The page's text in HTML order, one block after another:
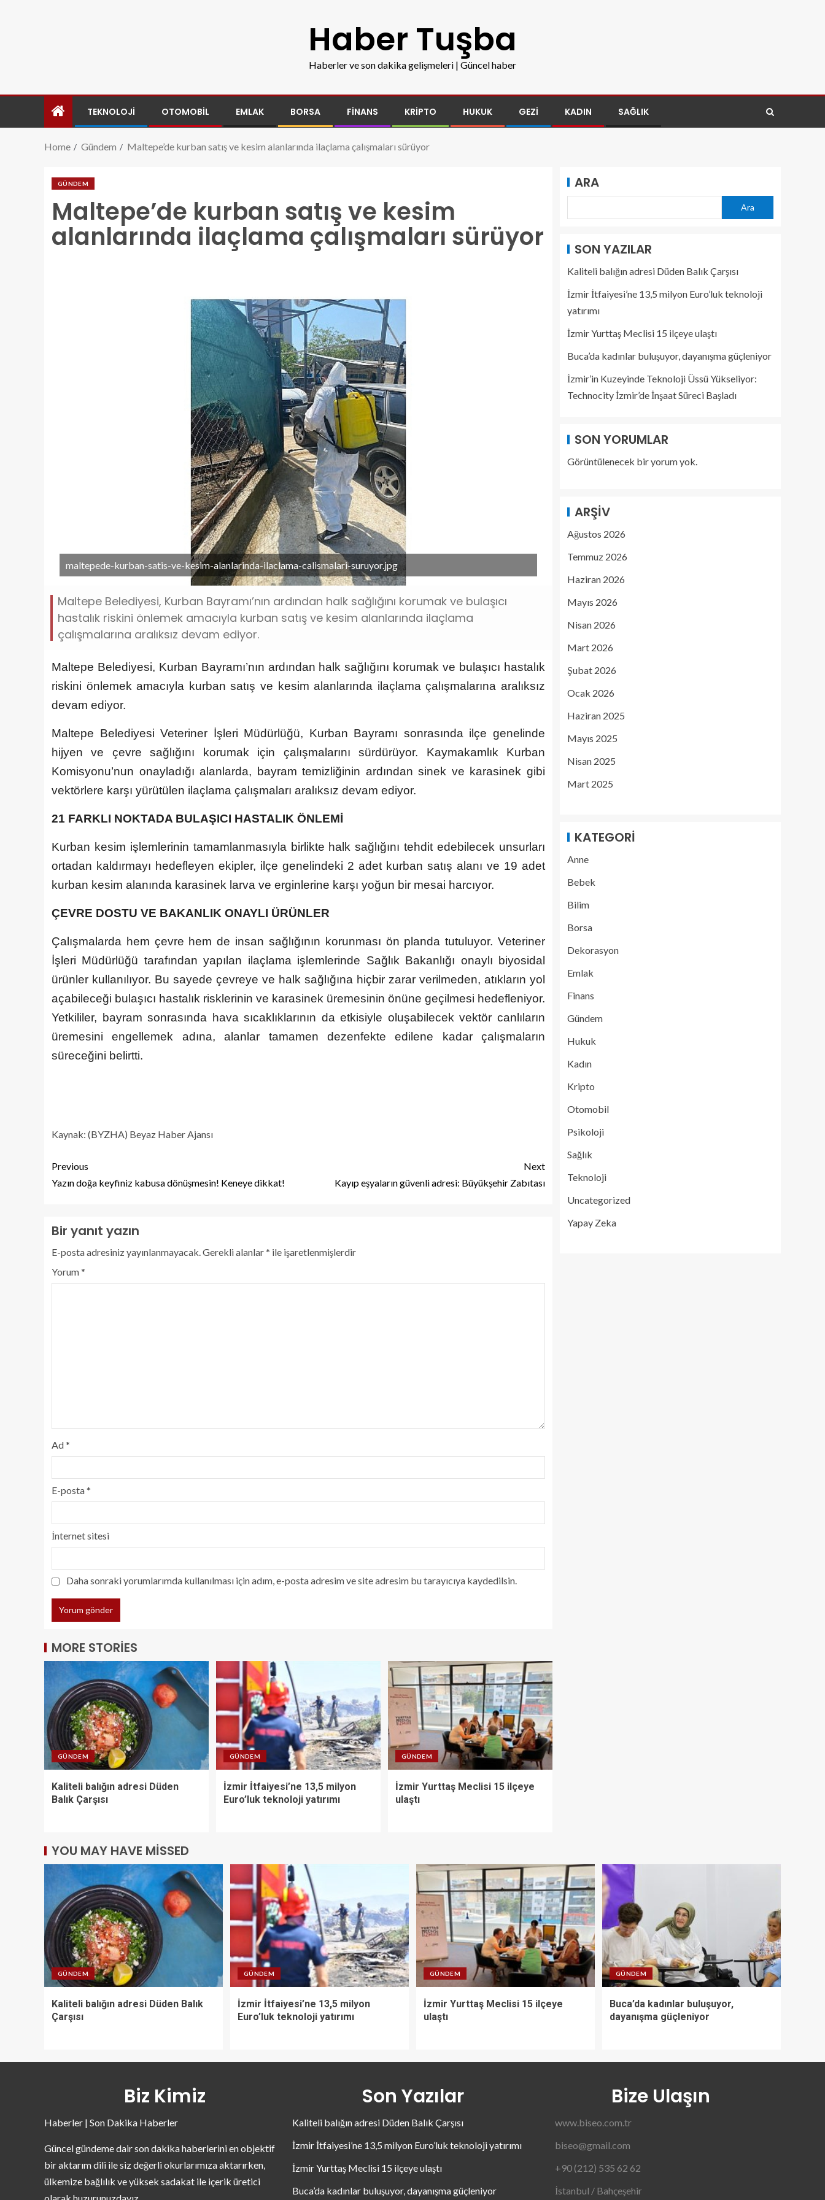
Haber Tuşba
Haberler ve son dakika gelişmeleri | Güncel haber
TEKNOLOJI OTOMOBIL EMLAK BORSA FINANS KRIPTO HUKUK GEZI KADIN SAĞLIK
Home Gündem Maltepe’de kurban satış ve kesim alanlarında ilaçlama çalışmaları sürüyor
GÜNDEM
Maltepe’de kurban satış ve kesim
alanlarında ilaçlama çalışmaları sürüyor
maltepede-kurban-satis-ve-kesim-alanlarinda-ilaclama-calismalari-suruyor.jpg
Maltepe Belediyesi, Kurban Bayramı’nın ardından halk sağlığını korumak ve bulaşıcı
hastalık riskini önlemek amacıyla kurban satış ve kesim alanlarında ilaçlama
çalışmalarına aralıksız devam ediyor.
Maltepe Belediyesi, Kurban Bayramı’nın ardından halk sağlığını korumak ve bulaşıcı hastalık
riskini önlemek amacıyla kurban satış ve kesim alanlarında ilaçlama çalışmalarına aralıksız
devam ediyor.
Maltepe Belediyesi Veteriner İşleri Müdürlüğü, Kurban Bayramı sonrasında ilçe genelinde
hijyen ve çevre sağlığını korumak için çalışmalarını sürdürüyor. Kaymakamlık Kurban
Komisyonu’nun onayladığı alanlarda, bayram temizliğinin ardından sinek ve karasinek gibi
vektörlere karşı yürütülen ilaçlama çalışmaları aralıksız devam ediyor.
21 FARKLI NOKTADA BULAŞICI HASTALIK ÖNLEMİ
Kurban kesim işlemlerinin tamamlanmasıyla birlikte halk sağlığını tehdit edebilecek unsurları
ortadan kaldırmayı hedefleyen ekipler, ilçe genelindeki 2 adet kurban satış alanı ve 19 adet
kurban kesim alanında karasinek larva ve erginlerine karşı yoğun bir mesai harcıyor.
ÇEVRE DOSTU VE BAKANLIK ONAYLI ÜRÜNLER
Çalışmalarda hem çevre hem de insan sağlığının korunması ön planda tutuluyor. Veteriner
İşleri Müdürlüğü tarafından yapılan ilaçlama işlemlerinde Sağlık Bakanlığı onaylı biyosidal
ürünler kullanılıyor. Bu sayede çevreye ve halk sağlığına hiçbir zarar verilmeden, atıkların yol
açabileceği bulaşıcı hastalık risklerinin ve karasinek üremesinin önüne geçilmesi hedefleniyor.
Yetkililer, bayram sonrasında hava sıcaklıklarının da etkisiyle oluşabilecek vektör canlıların
üremesini engellemek adına, alanlar tamamen dezenfekte edilene kadar çalışmaların
süreceğini belirtti.
Kaynak: (BYZHA) Beyaz Haber Ajansı
Previous
Yazın doğa keyfiniz kabusa dönüşmesin! Keneye dikkat!
Next
Kayıp eşyaların güvenli adresi: Büyükşehir Zabıtası
Bir yanıt yazın
E-posta adresiniz yayınlanmayacak.Gerekli alanlar* ile işaretlenmişlerdir
Yorum*
Ad*
E-posta*
İnternet sitesi
Daha sonraki yorumlarımda kullanılması için adım, e-posta adresim ve site adresim bu tarayıcıya kaydedilsin.
MORE STORIES
GÜNDEM
Kaliteli balığın adresi Düden
Balık Çarşısı
GÜNDEM
İzmir İtfaiyesi’ne 13,5 milyon
Euro’luk teknoloji yatırımı
GÜNDEM
İzmir Yurttaş Meclisi 15 ilçeye
ulaştı
ARA
Ara
SON YAZILAR
Kaliteli balığın adresi Düden Balık Çarşısı
İzmir İtfaiyesi’ne 13,5 milyon Euro’luk teknoloji
yatırımı
İzmir Yurttaş Meclisi 15 ilçeye ulaştı
Buca’da kadınlar buluşuyor, dayanışma güçleniyor
İzmir’in Kuzeyinde Teknoloji Üssü Yükseliyor:
Technocity İzmir’de İnşaat Süreci Başladı
SON YORUMLAR
Görüntülenecek bir yorum yok.
ARŞIV
Ağustos 2026
Temmuz 2026
Haziran 2026
Mayıs 2026
Nisan 2026
Mart 2026
Şubat 2026
Ocak 2026
Haziran 2025
Mayıs 2025
Nisan 2025
Mart 2025
KATEGORI
Anne
Bebek
Bilim
Borsa
Dekorasyon
Emlak
Finans
Gündem
Hukuk
Kadın
Kripto
Otomobil
Psikoloji
Sağlık
Teknoloji
Uncategorized
Yapay Zeka
YOU MAY HAVE MISSED
GÜNDEM
Kaliteli balığın adresi Düden Balık
Çarşısı
GÜNDEM
İzmir İtfaiyesi’ne 13,5 milyon
Euro’luk teknoloji yatırımı
GÜNDEM
İzmir Yurttaş Meclisi 15 ilçeye
ulaştı
GÜNDEM
Buca’da kadınlar buluşuyor,
dayanışma güçleniyor
Biz Kimiz
Haberler | Son Dakika Haberler
Güncel gündeme dair son dakika haberlerini en objektif
bir aktarım dili ile siz değerli okurlarımıza aktarırken,
ülkemize bağlılık ve yüksek sadakat ile içerik üretici
Son Yazılar
Kaliteli balığın adresi Düden Balık Çarşısı
İzmir İtfaiyesi’ne 13,5 milyon Euro’luk teknoloji yatırımı
İzmir Yurttaş Meclisi 15 ilçeye ulaştı
Buca’da kadınlar buluşuyor, dayanışma güçleniyor
Bize Ulaşın
www.biseo.com.tr
biseo@gmail.com
+90 (212) 535 62 62
İstanbul / Bahçeşehir